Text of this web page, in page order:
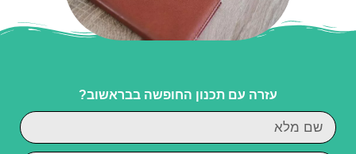
עזרה עם תכנון החופשה בבראשוב?